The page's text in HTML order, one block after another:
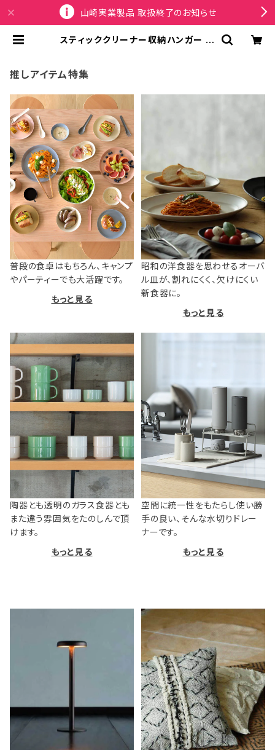
山崎実業製品 取扱終了のお知らせ
スティッククリーナー収納ハンガー 壁
ルダー 石こうボード壁対応 10083
推しアイテム特集
普段の食卓はもちろん、キャンプ
やパーティーでも大活躍です。
もっと見る
昭和の洋食器を思わせるオーバ
ル皿が、割れにくく、欠けにくい
新食器に。
もっと見る
陶器とも透明のガラス食器とも
また違う雰囲気をたのしんで頂
けます。
もっと見る
空間に統一性をもたらし使い勝
手の良い、そんな水切りドレー
ナーです。
もっと見る